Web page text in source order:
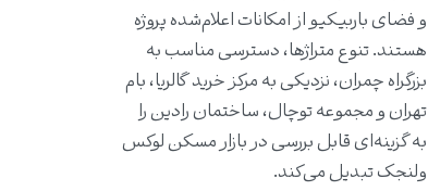
و فضای باربیکیو از امکانات اعلام‌شده پروژه
هستند. تنوع متراژها، دسترسی مناسب به
بزرگراه چمران، نزدیکی به مرکز خرید گالریا، بام
تهران و مجموعه توچال، ساختمان رادین را
به گزینه‌ای قابل بررسی در بازار مسکن لوکس
ولنجک تبدیل می‌کند.